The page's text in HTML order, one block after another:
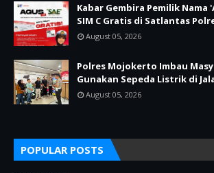
Kabar Gembira Pemilik Nama
SIM C Gratis di Satlantas
August 05, 2026
Polres Mojokerto Imbau
Gunakan Sepeda Listrik di
August 05, 2026
POPULAR POSTS